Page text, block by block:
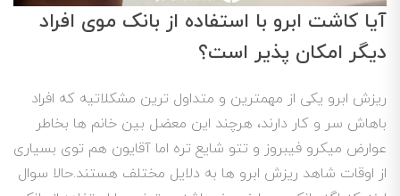
آیا کاشت ابرو با استفاده از بانک موی افراد
دیگر امکان پذیر است؟
ریزش ابرو یکی از مهمترین و متداول ترین مشکلاتیه که افراد
باهاش سر و کار دارند، هرچند این معضل بین خانم ها بخاطر
عوارض میکرو فیبروز و تتو شایع تره اما آقایون هم توی بسیاری
از اوقات شاهد ریزش ابرو ها به دلایل مختلف هستند.حالا سوال